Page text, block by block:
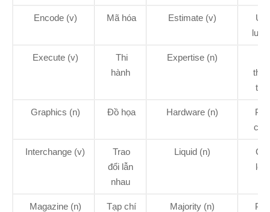
Encode (v) Mã hóa Estimate (v)
Execute (v)
Thi
hành
Expertise (n)
Graphics (n) Đồ họa Hardware (n)
Interchange (v)
Trao
đổi lẫn
nhau
Liquid (n)
Magazine (n) Tạp chí Majority (n)